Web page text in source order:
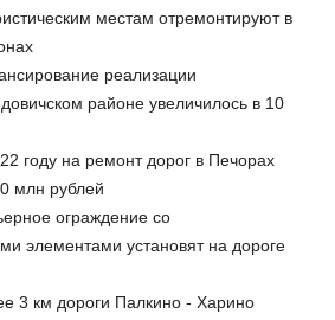
местам отремонтируют в
реализации
районе увеличилось в 10
году на ремонт дорог в Печорах
млн рублей
ограждение со
элементами установят на дороге
3 км дороги Палкино - Харино